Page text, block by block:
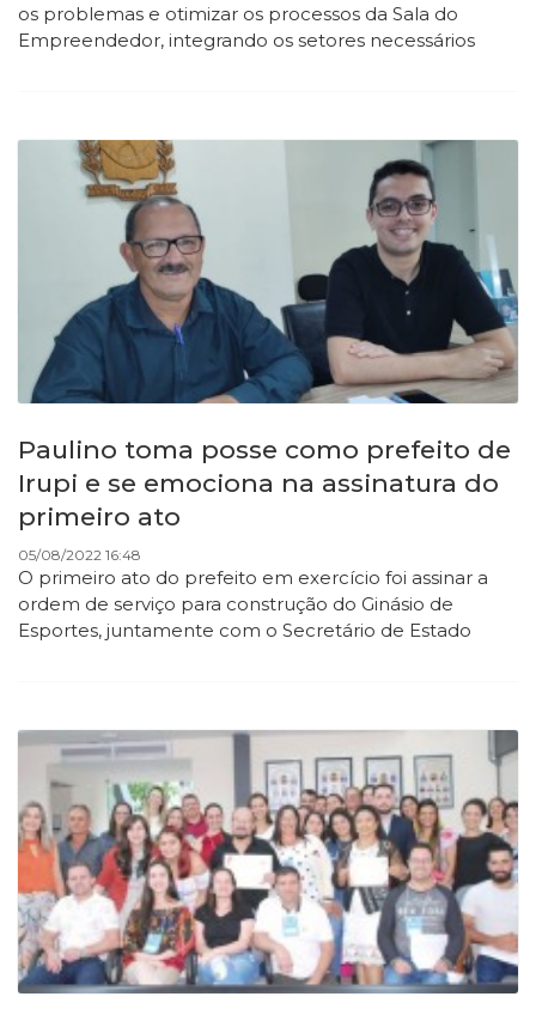
os problemas e otimizar os processos da Sala do
Empreendedor, integrando os setores necessários
Paulino toma posse como prefeito de
Irupi e se emociona na assinatura do
primeiro ato
05/08/2022 16:48
O primeiro ato do prefeito em exercício foi assinar a
ordem de serviço para construção do Ginásio de
Esportes, juntamente com o Secretário de Estado